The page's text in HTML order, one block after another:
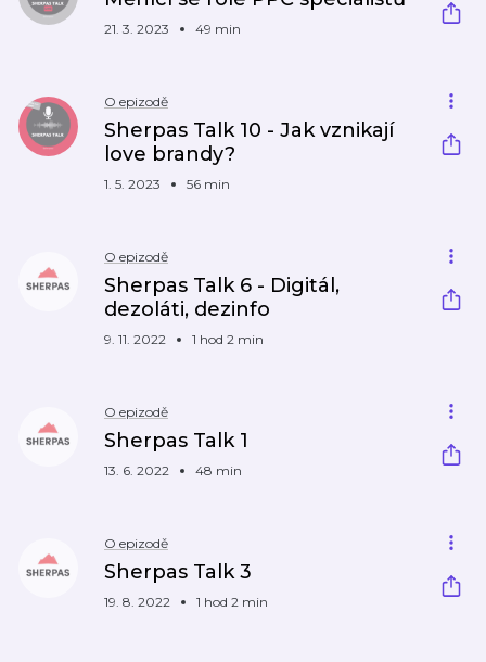
21. 3. 2023 49 min
O epizodě
Sherpas Talk 10 - Jak vznikají
love brandy?
1. 5. 2023 56 min
O epizodě
Sherpas Talk 6 - Digitál,
dezoláti, dezinfo
9. 11. 2022 1 hod 2 min
O epizodě
Sherpas Talk 1
13. 6. 2022 48 min
O epizodě
Sherpas Talk 3
19. 8. 2022 1 hod 2 min